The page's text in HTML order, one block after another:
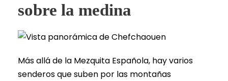
sobre la medina
Más allá de la Mezquita Española, hay varios
senderos que suben por las montañas